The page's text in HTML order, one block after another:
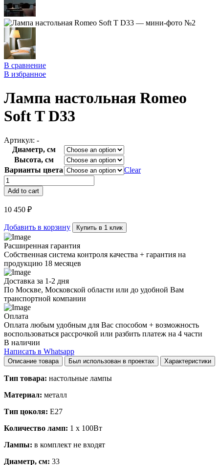
В сравнение
В избранное
Лампа настольная Romeo
Soft T D33
Артикул: -
Диаметр, см
Высота, см
Варианты цвета
Clear
Лампа
настольная
Romeo
Soft
T
D33
quantity
Add to cart
10 450 ₽
Добавить в корзину Купить в 1 клик
Расширенная гарантия
Собственная система контроля качества + гарантия на
продукцию 18 месяцев
Доставка за 1-2 дня
По Москве, Московской области или до удобной Вам
транспортной компании
Оплата
Оплата любым удобным для Вас способом + возможность
воспользоваться рассрочкой или разбить платеж на 4 части
В наличии
Написать в Whatsapp
Описание товара Был использован в проектах Характеристики
Тип товара: настольные лампы
Материал: металл
Тип цоколя: E27
Количество ламп: 1 х 100Вт
Лампы: в комплект не входят
Диаметр, см: 33